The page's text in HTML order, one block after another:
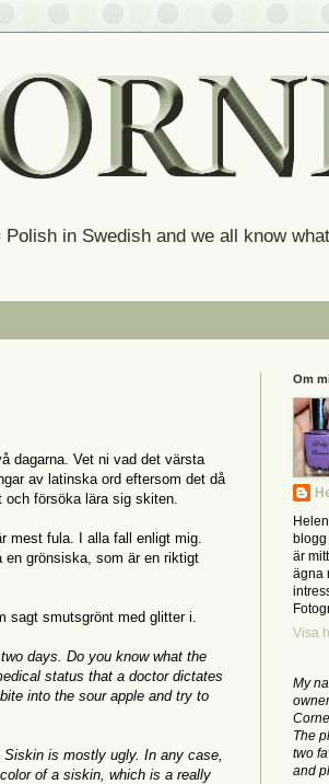
in Swedish and we all know
dagarna. Vet ni vad det värsta
av latinska ord eftersom det då
försöka lära sig skiten.
mest fula. I alla fall enligt mig.
en grönsiska, som är en riktigt
sagt smutsgrönt med glitter i.
days. Do you know what the
status that a doctor dictates
into the sour apple and try to
is mostly ugly. In any case,
of a siskin, which is a really
Om
är
ägna
Visa
My
The
two
and